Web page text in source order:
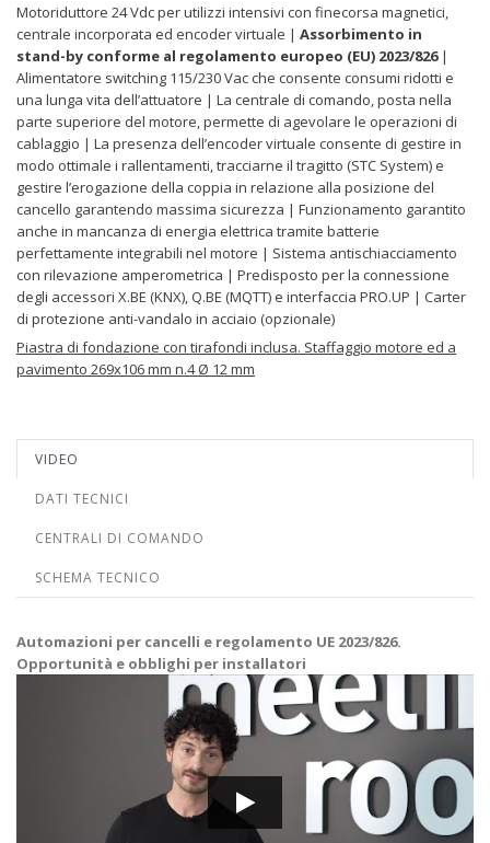
Motoriduttore 24 Vdc per utilizzi intensivi con finecorsa magnetici,
centrale incorporata ed encoder virtuale | Assorbimento in
stand-by conforme al regolamento europeo (EU) 2023/826|
Alimentatore switching 115/230 Vac che consente consumi ridotti e
una lunga vita dell’attuatore | La centrale di comando, posta nella
parte superiore del motore, permette di agevolare le operazioni di
cablaggio | La presenza dell’encoder virtuale consente di gestire in
modo ottimale i rallentamenti, tracciarne il tragitto (STC System) e
gestire l’erogazione della coppia in relazione alla posizione del
cancello garantendo massima sicurezza | Funzionamento garantito
anche in mancanza di energia elettrica tramite batterie
perfettamente integrabili nel motore | Sistema antischiacciamento
con rilevazione amperometrica | Predisposto per la connessione
degli accessori X.BE (KNX), Q.BE (MQTT) e interfaccia PRO.UP | Carter
di protezione anti-vandalo in acciaio (opzionale)
Piastra di fondazione con tirafondi inclusa. Staffaggio motore ed a
pavimento 269x106 mm n.4 Ø 12 mm
VIDEO
DATI TECNICI
CENTRALI DI COMANDO
SCHEMA TECNICO
Automazioni per cancelli e regolamento UE 2023/826.
Opportunità e obblighi per installatori